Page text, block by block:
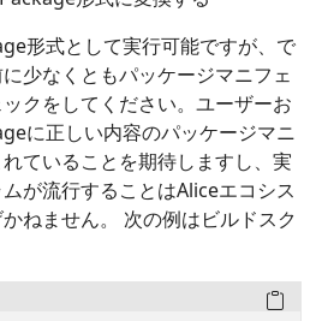
形式として実行可能ですが、で
少なくともパッケージマニフェ
クをしてください。ユーザーお
に正しい内容のパッケージマニ
ていることを期待しますし、実
が流行することはAliceエコシス
ねません。 次の例はビルドスク